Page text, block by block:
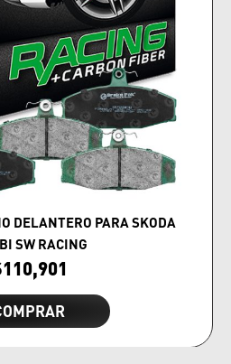
DELANTERO PARA SKODA
SW RACING
110,901